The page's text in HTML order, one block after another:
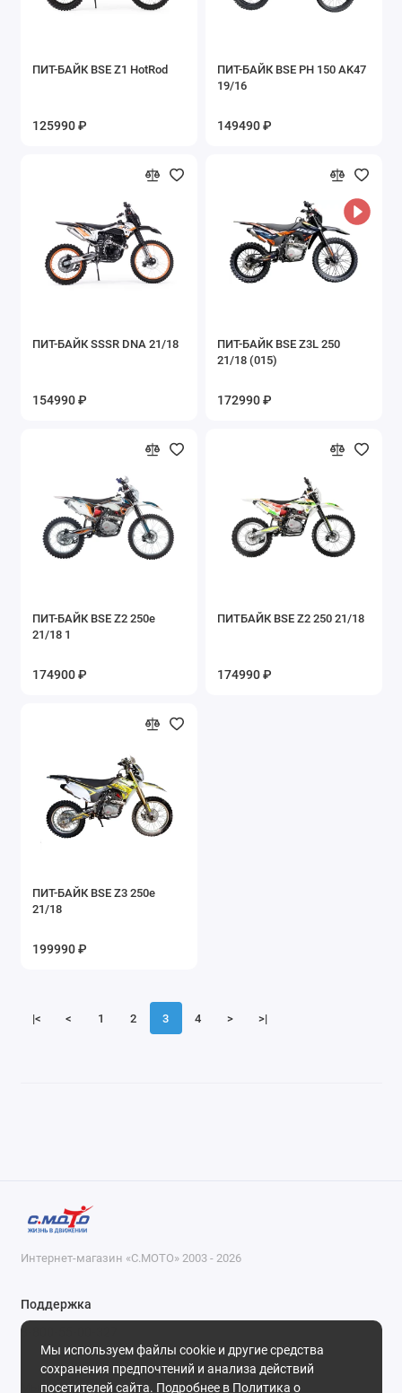
ПИТ-БАЙК BSE Z1 HotRod
125990 ₽
ПИТ-БАЙК BSE PH 150 AK47
19/16
149490 ₽
ПИТ-БАЙК SSSR DNA 21/18
154990 ₽
ПИТ-БАЙК BSE Z3L 250
21/18 (015)
172990 ₽
ПИТ-БАЙК BSE Z2 250e
21/18 1
174900 ₽
ПИТБАЙК BSE Z2 250 21/18
174990 ₽
ПИТ-БАЙК BSE Z3 250e
21/18
199990 ₽
|< < 1 2 3 4 > >|
Мы используем файлы cookie и другие средства
сохранения предпочтений и анализа действий
посетителей сайта. Подробнее в Политика о
Интернет-магазин «С.МОТО» 2003 - 2026
Поддержка
8-800-55-00-327
Будни, с 09-30 до 18-30
Мы в сети